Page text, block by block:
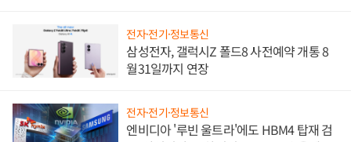
전자·전기·정보통신
삼성전자, 갤럭시Z 폴드8 사전예약 개통 8
월31일까지 연장
전자·전기·정보통신
엔비디아 '루빈 울트라'에도 HBM4 탑재 검